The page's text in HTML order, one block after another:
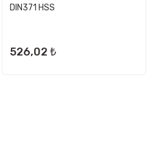
DIN371 HSS
526,02 ₺